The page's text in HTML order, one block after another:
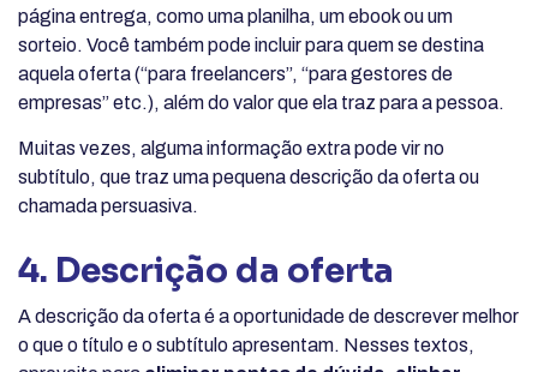
página entrega, como uma planilha, um ebook ou um
sorteio. Você também pode incluir para quem se destina
aquela oferta (“para freelancers”, “para gestores de
empresas” etc.), além do valor que ela traz para a pessoa.
Muitas vezes, alguma informação extra pode vir no
subtítulo, que traz uma pequena descrição da oferta ou
chamada persuasiva.
4. Descrição da oferta
A descrição da oferta é a oportunidade de descrever melhor
o que o título e o subtítulo apresentam. Nesses textos,